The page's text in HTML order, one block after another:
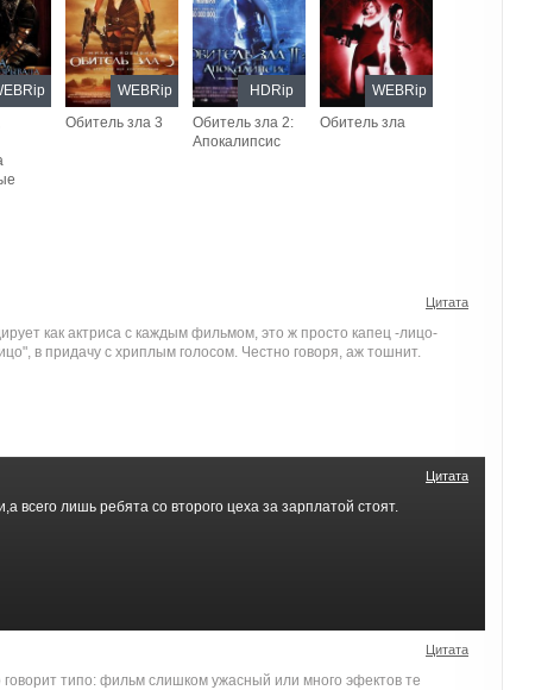
Обитель зла 3
WEBRip
Обитель зла 2:
Апокалипсис
HDRip
Обитель зла
WEBRip
Цитата
как актриса с каждым фильмом, это ж просто капец -лицо-
в придачу с хриплым голосом. Честно говоря, аж тошнит.
Цитата
всего лишь ребята со второго цеха за зарплатой стоят.
Цитата
типо: фильм слишком ужасный или много эфектов те